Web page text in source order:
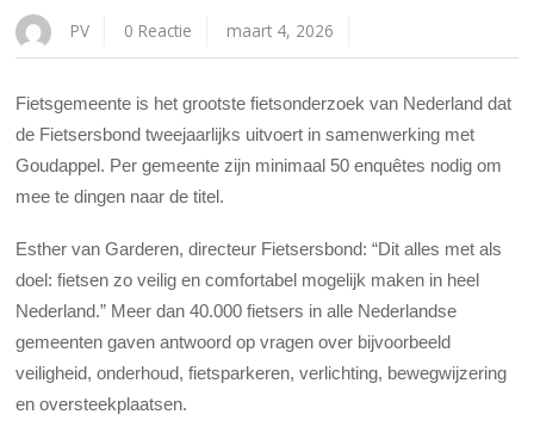
PV 0 Reactie maart 4, 2026
Fietsgemeente is het grootste fietsonderzoek van Nederland dat
de Fietsersbond tweejaarlijks uitvoert in samenwerking met
Goudappel. Per gemeente zijn minimaal 50 enquêtes nodig om
mee te dingen naar de titel.
Esther van Garderen, directeur Fietsersbond: “Dit alles met als
doel: fietsen zo veilig en comfortabel mogelijk maken in heel
Nederland.” Meer dan 40.000 fietsers in alle Nederlandse
gemeenten gaven antwoord op vragen over bijvoorbeeld
veiligheid, onderhoud, fietsparkeren, verlichting, bewegwijzering
en oversteekplaatsen.